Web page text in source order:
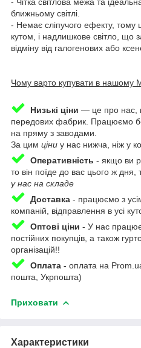
ближньому світлі.
- Немає сліпучого ефекту, тому
кутом, і надлишкове світло, що
відміну від галогенових або
Чому варто купувати в нашому
Низькі ціни — це про нас,
передових фабрик. Працюємо
на пряму з заводами.
За цим ціни у нас нижча, ніж у
Оперативність - якщо ви
то він поїде до вас цього ж
у нас на складе
Доставка - працюємо з
компаній, відправлення в усі
Оптові ціни - У нас
постійних покупців, а також
організацій!!
Оплата - оплата на
пошта, Укрпошта)
Приховати
Характеристики